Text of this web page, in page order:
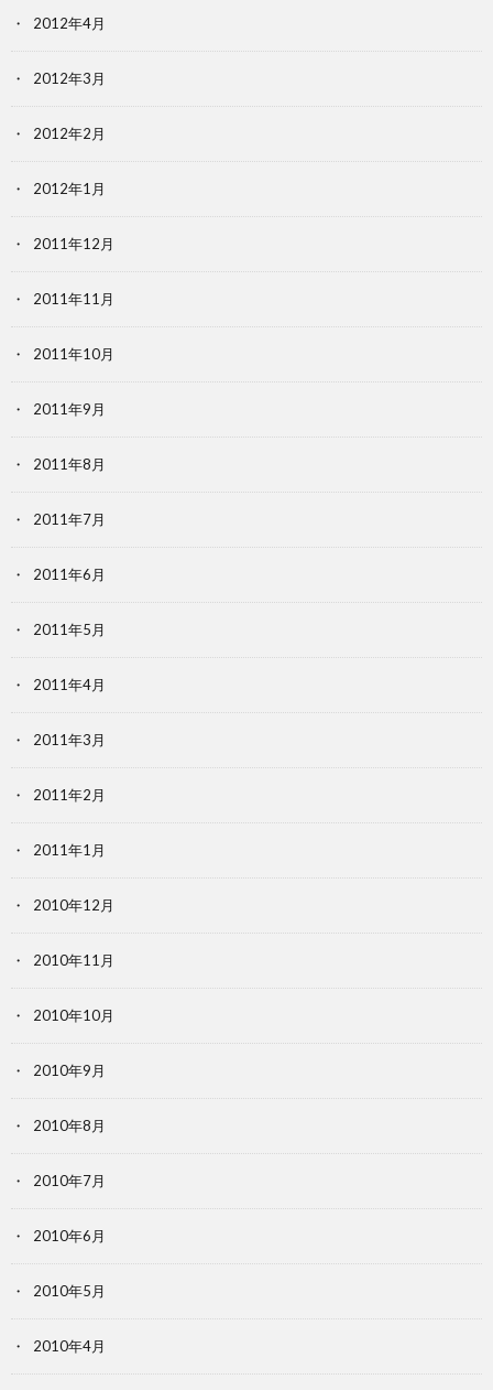
2012年4月
2012年3月
2012年2月
2012年1月
2011年12月
2011年11月
2011年10月
2011年9月
2011年8月
2011年7月
2011年6月
2011年5月
2011年4月
2011年3月
2011年2月
2011年1月
2010年12月
2010年11月
2010年10月
2010年9月
2010年8月
2010年7月
2010年6月
2010年5月
2010年4月